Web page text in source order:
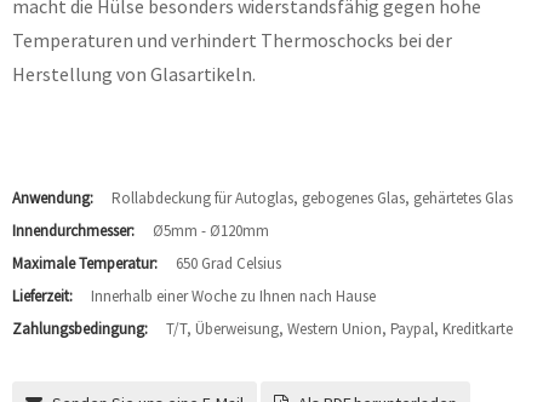
macht die Hülse besonders widerstandsfähig gegen hohe
Temperaturen und verhindert Thermoschocks bei der
Herstellung von Glasartikeln.
Anwendung:
Rollabdeckung für Autoglas, gebogenes Glas, gehärtetes Glas
Innendurchmesser:
Ø5mm - Ø120mm
Maximale Temperatur:
650 Grad Celsius
Lieferzeit:
Innerhalb einer Woche zu Ihnen nach Hause
Zahlungsbedingung:
T/T, Überweisung, Western Union, Paypal, Kreditkarte